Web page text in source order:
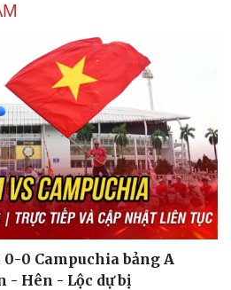
0-0 Campuchia bảng A
- Hên - Lộc dự bị